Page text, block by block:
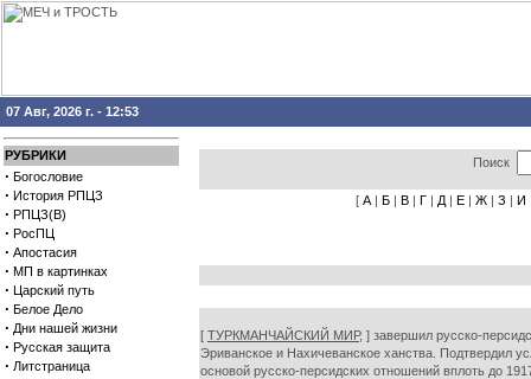
07 Авг, 2026 г. - 12:53
РУБРИКИ
· Богословие
· История РПЦЗ
· РПЦЗ(В)
· РосПЦ
· Апостасия
· МП в картинках
· Царский путь
· Белое Дело
· Дни нашей жизни
· Русская защита
· Литстраница
Поиск
[ А | Б | В | Г | Д | Е | Ж | З | И
[ ТУРКМАНЧАЙСКИЙ МИР, ] завершил русско-
Эриванское и Нахичеванское ханства. Подтвердил
основой русско-персидских отношений вплоть до